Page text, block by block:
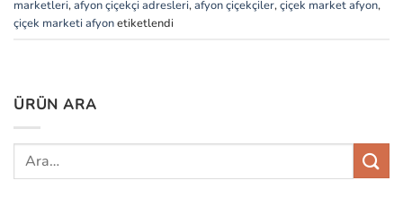
marketleri,afyon çiçekçi adresleri,afyon çiçekçiler,çiçek market afyon,
çiçek marketi afyonetiketlendi
ÜRÜN ARA